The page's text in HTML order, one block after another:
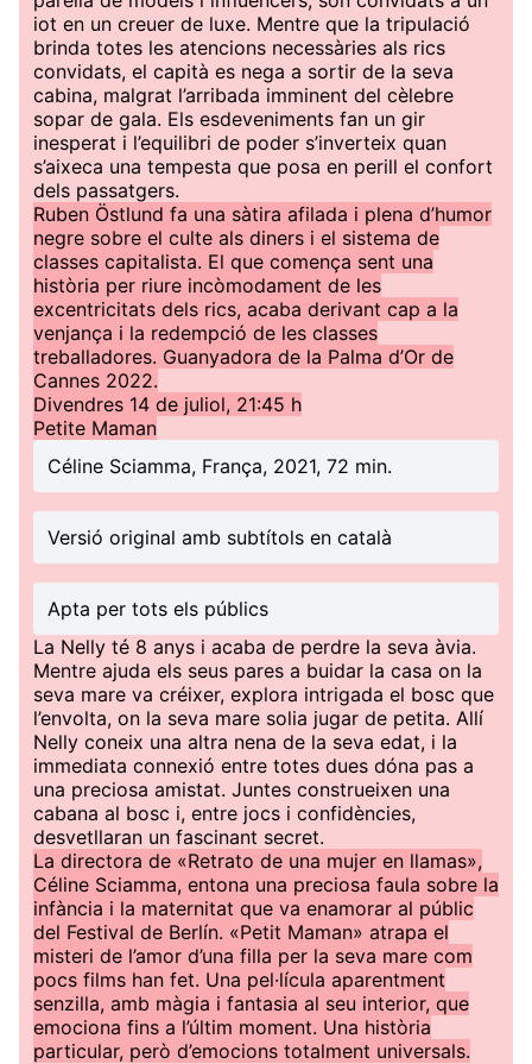
iot en un creuer de luxe. Mentre que la tripulació
brinda totes les atencions necessàries als rics
convidats, el capità es nega a sortir de la seva
cabina, malgrat l’arribada imminent del cèlebre
sopar de gala. Els esdeveniments fan un gir
inesperat i l’equilibri de poder s’inverteix quan
s’aixeca una tempesta que posa en perill el confort
dels passatgers.
Ruben Östlund fa una sàtira afilada i plena d’humor
negre sobre el culte als diners i el sistema de
classes capitalista. El que comença sent una
història per riure incòmodament de les
excentricitats dels rics, acaba derivant cap a la
venjança i la redempció de les classes
treballadores. Guanyadora de la Palma d’Or de
Cannes 2022.
Divendres 14 de juliol, 21:45 h
Petite Maman
Céline Sciamma, França, 2021, 72 min.
Versió original amb subtítols en català
Apta per tots els públics
La Nelly té 8 anys i acaba de perdre la seva àvia.
Mentre ajuda els seus pares a buidar la casa on la
seva mare va créixer, explora intrigada el bosc que
l’envolta, on la seva mare solia jugar de petita. Allí
Nelly coneix una altra nena de la seva edat, i la
immediata connexió entre totes dues dóna pas a
una preciosa amistat. Juntes construeixen una
cabana al bosc i, entre jocs i confidències,
desvetllaran un fascinant secret.
La directora de «Retrato de una mujer en llamas»,
Céline Sciamma, entona una preciosa faula sobre la
infància i la maternitat que va enamorar al públic
del Festival de Berlín. «Petit Maman» atrapa el
misteri de l’amor d’una filla per la seva mare com
pocs films han fet. Una pel·lícula aparentment
senzilla, amb màgia i fantasia al seu interior, que
emociona fins a l’últim moment. Una història
particular, però d’emocions totalment universals.